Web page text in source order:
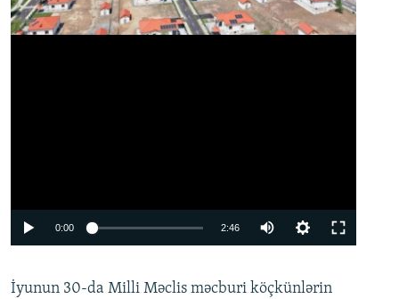
0:00 2:46
360p
İyunun 30-da Milli Məclis məcburi köçkünlərin